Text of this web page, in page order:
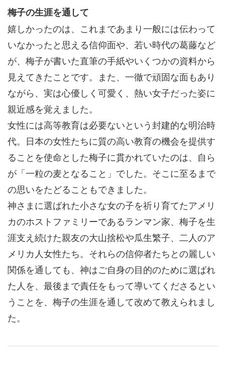
梅子の生涯を通して
嬉しかったのは、これまであまり一般には伝わって
いなかったと思える信仰面や、若い時代の葛藤など
が、梅子が書いた直筆の手紙やいくつかの資料から
見えてきたことです。また、一徹で頑固な面もあり
ながら、実は心優しく可愛く、熱い女子だった姿に
親近感を覚えました。
女性には高等教育は必要ないという封建的な明治時
代。日本の女性たちに質の高い教育の機会を提供す
ることを使命とした梅子に貫かれていたのは、自ら
が「一粒の麦となること」でした。そこに至るまで
の思いをたどることもできました。
神さまに選ばれた小さな女の子を祈り育てたアメリ
カのホストファミリーであるランマン家、梅子を生
涯支え続けた親友の大山捨松や瓜生繁子、二人のア
メリカ人女性たち。それらの信仰者たちとの麗しい
関係を通しても、神はご自身の目的のために選ばれ
た人を、最後まで責任をもって導いてくださるとい
うことを、梅子の生涯を通して改めて教えられまし
た。